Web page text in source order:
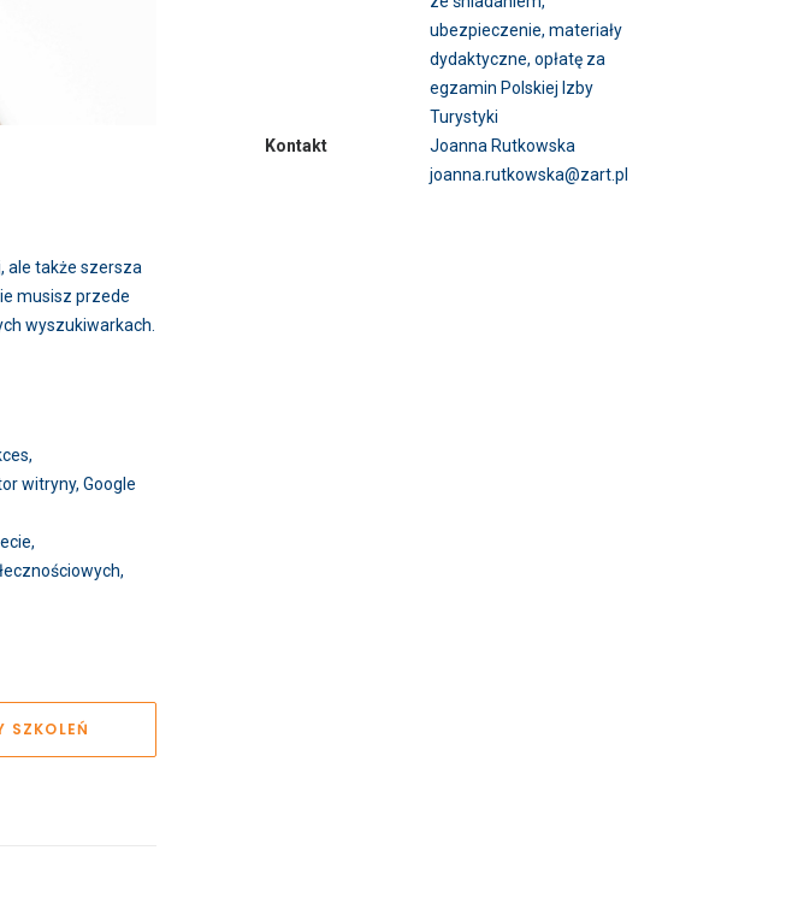
ale także szersza
musisz przede
wyszukiwarkach.
witryny, Google
SZKOLEŃ
ubezpieczenie, materiały
dydaktyczne, opłatę za
egzamin Polskiej Izby
Turystyki
Kontakt
Joanna Rutkowska
joanna.rutkowska@zart.pl